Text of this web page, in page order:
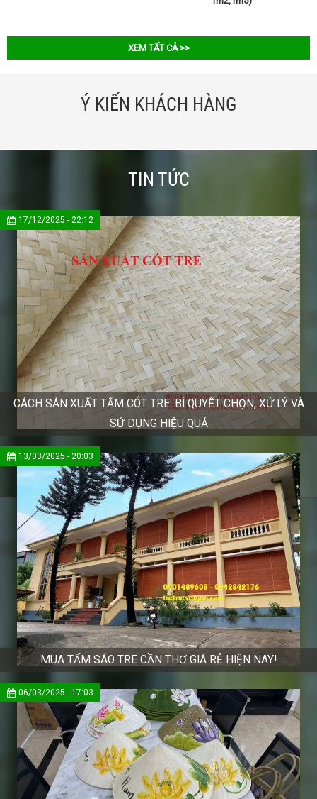
XEM TẤT CẢ >>
Ý KIẾN KHÁCH HÀNG
Mành tre che nắng ở đây mẫu mã đẹp chất lượng, giá ở đây so với mặt
Mr: Chị Mai
Nhân viên kinh doanh
TIN TỨC
CÁCH SẢN XUẤT TẤM CÓT TRE: BÍ QUYẾT CHỌN, XỬ LÝ VÀ
SỬ DỤNG HIỆU QUẢ
17/12/2025 - 22:12
MUA TẤM SÁO TRE CẦN THƠ GIÁ RẺ HIỆN NAY!
13/03/2025 - 20:03
06/03/2025 - 17:03